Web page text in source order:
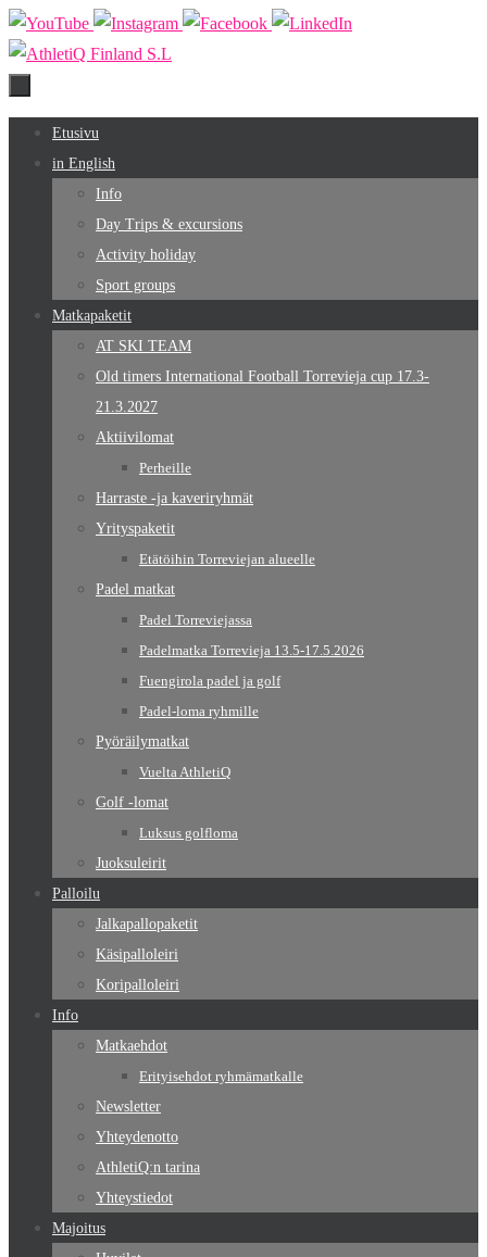
Skip
to
Skip
Etusivu
in English
Info
Day Trips & excursions
Activity holiday
Sport groups
Matkapaketit
AT SKI TEAM
Old timers International Football Torrevieja cup 17.3-
21.3.2027
Aktiivilomat
Perheille
Harraste -ja kaveriryhmät
Yrityspaketit
Etätöihin Torreviejan alueelle
Padel matkat
Padel Torreviejassa
Padelmatka Torrevieja 13.5-17.5.2026
Fuengirola padel ja golf
Padel-loma ryhmille
Pyöräilymatkat
Vuelta AthletiQ
Golf -lomat
Luksus golfloma
Juoksuleirit
Palloilu
Jalkapallopaketit
Käsipalloleiri
Koripalloleiri
Info
Matkaehdot
Erityisehdot ryhmämatkalle
Newsletter
Yhteydenotto
AthletiQ:n tarina
Yhteystiedot
Majoitus